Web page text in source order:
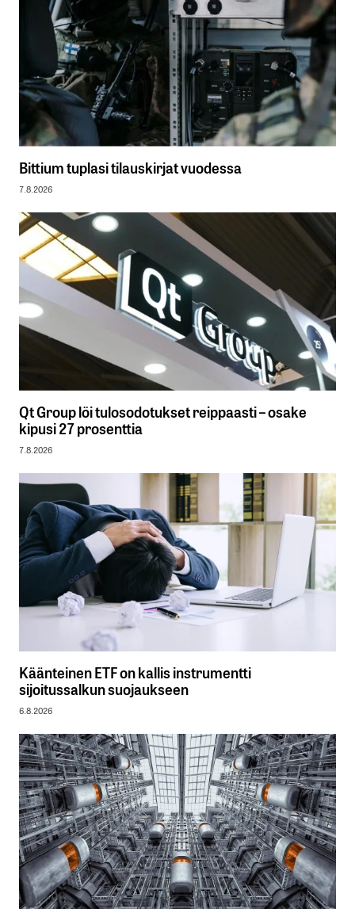
Bittium tuplasi tilauskirjat vuodessa
7.8.2026
Qt Group löi tulosodotukset reippaasti – osake
kipusi 27 prosenttia
7.8.2026
Käänteinen ETF on kallis instrumentti
sijoitussalkun suojaukseen
6.8.2026